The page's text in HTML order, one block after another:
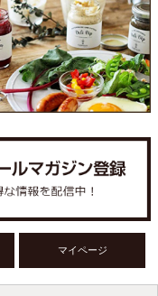
マイページ